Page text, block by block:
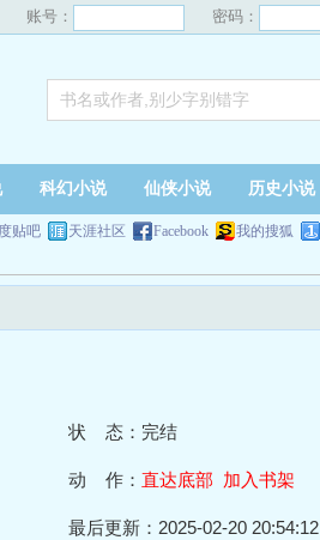
账号： 密码：
科幻小说 仙侠小说 历史小说
贴吧 天涯社区 Facebook 我的搜狐
状 态：完结
动 作： 直达底部 加入书架
最后更新：2025-02-20 20:54:12